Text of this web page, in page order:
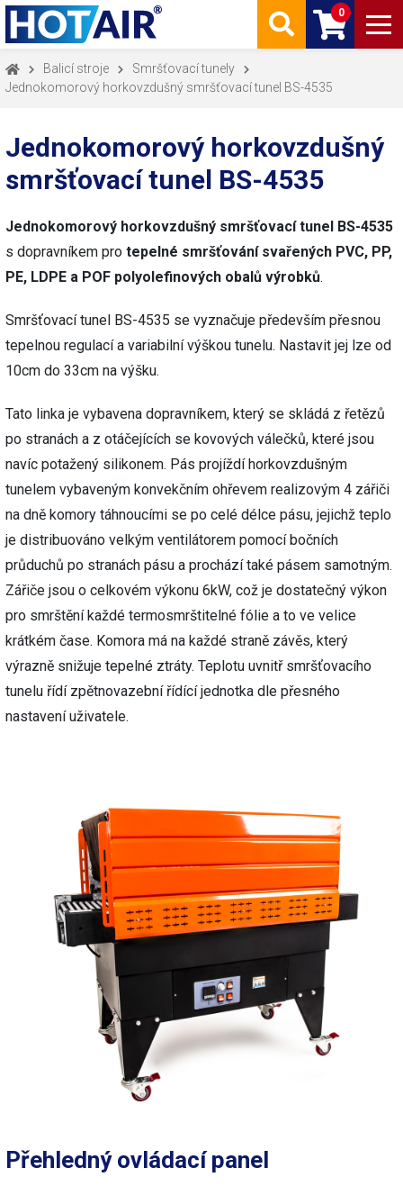
0
Balicí stroje
Smršťovací tunely
Jednokomorový horkovzdušný smršťovací tunel BS-4535
Jednokomorový horkovzdušný
smršťovací tunel BS-4535
Jednokomorový horkovzdušný smršťovací tunel BS-4535
s dopravníkem pro tepelné smršťování svařených PVC, PP,
PE, LDPE a POF polyolefinových obalů výrobků.
Smršťovací tunel BS-4535 se vyznačuje především přesnou
tepelnou regulací a variabilní výškou tunelu. Nastavit jej lze od
10cm do 33cm na výšku.
Tato linka je vybavena dopravníkem, který se skládá z řetězů
po stranách a z otáčejících se kovových válečků, které jsou
navíc potažený silikonem. Pás projíždí horkovzdušným
tunelem vybaveným konvekčním ohřevem realizovým 4 zářiči
na dně komory táhnoucími se po celé délce pásu, jejichž teplo
je distribuováno velkým ventilátorem pomocí bočních
průduchů po stranách pásu a prochází také pásem samotným.
Zářiče jsou o celkovém výkonu 6kW, což je dostatečný výkon
pro smrštění každé termosmrštitelné fólie a to ve velice
krátkém čase. Komora má na každé straně závěs, který
výrazně snižuje tepelné ztráty. Teplotu uvnitř smršťovacího
tunelu řídí zpětnovazební řídící jednotka dle přesného
nastavení uživatele.
Přehledný ovládací panel